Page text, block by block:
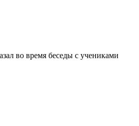
во время беседы с учениками